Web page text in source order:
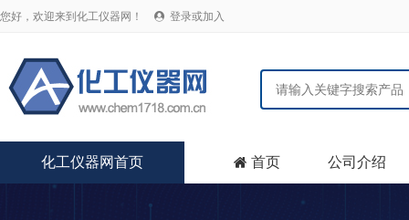
您好，欢迎来到化工仪器网！  登录或加入
化工仪器网首页  首页 公司介绍